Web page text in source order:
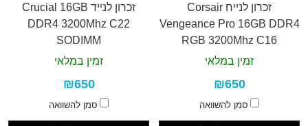
זכרון לנייח Corsair
Vengeance Pro 16GB DDR4
RGB 3200Mhz C16
זמין במלאי
₪650
סמן להשוואה
זכרון לנייד Crucial 16GB
DDR4 3200Mhz C22
SODIMM
זמין במלאי
₪650
סמן להשוואה